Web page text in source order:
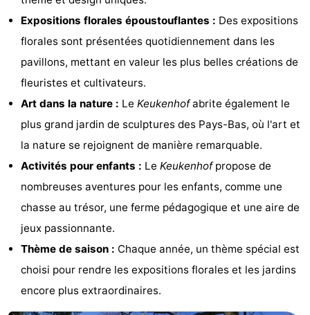
du
Randonnée
Terrains
golf
-
Peche
-
Événements
Forum
Expositions florales époustouflantes : Des expositions
florales sont présentées quotidiennement dans les
pavillons, mettant en valeur les plus belles créations de
fleuristes et cultivateurs.
Art dans la nature : Le Keukenhofabrite également le
plus grand jardin de sculptures des Pays-Bas, où l'art et
la nature se rejoignent de manière remarquable.
Activités pour enfants : Le Keukenhofpropose de
nombreuses aventures pour les enfants, comme une
chasse au trésor, une ferme pédagogique et une aire de
jeux passionnante.
Thème de saison : Chaque année, un thème spécial est
choisi pour rendre les expositions florales et les jardins
encore plus extraordinaires.